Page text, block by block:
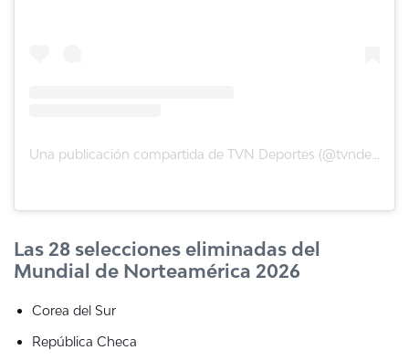
Las 28 selecciones eliminadas del
Mundial de Norteamérica 2026
Corea del Sur
República Checa